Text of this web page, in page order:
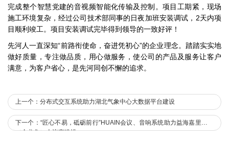
完成整个智慧党建的音视频智能化传输及控制。项目工期紧，现场
施工环境复杂，经过公司技术部同事的日夜加班安装调试，2天内项
目顺利竣工。项目安装调试完毕得到领导的一致好评！
先河人一直深知“前路衔使命，奋进凭初心”的企业理念。踏踏实实地
做好质量，专注做品质，用心做服务，使公司的产品及服务让客户
满意，为客户省心，是先河同创不懈的追求。
上一个：分布式交互系统助力湖北气象中心大数据平台建设
下一个：“匠心不易，砥砺前行”HUAIN会议、音响系统助力益海嘉里集团
（金龙鱼）会议室建设